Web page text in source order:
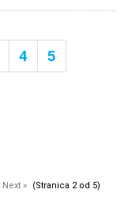
4
5
Next » (Stranica 2 od 5)